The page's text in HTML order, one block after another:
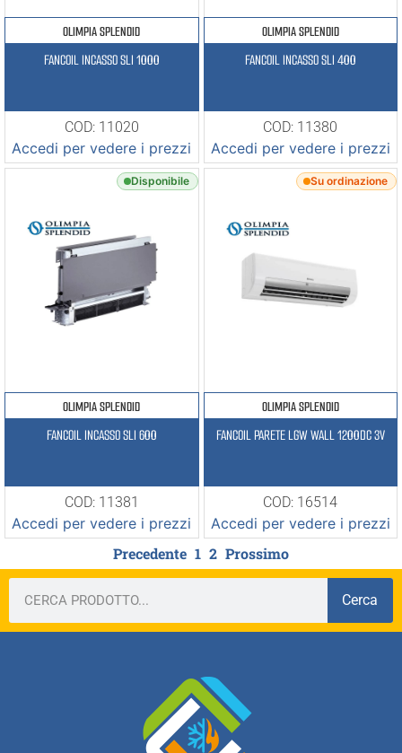
OLIMPIA SPLENDID
FANCOIL INCASSO SLI 1000
COD: 11020
Accedi per vedere i prezzi
OLIMPIA SPLENDID
FANCOIL INCASSO SLI 400
COD: 11380
Accedi per vedere i prezzi
Disponibile
OLIMPIA SPLENDID
FANCOIL INCASSO SLI 600
COD: 11381
Accedi per vedere i prezzi
Su ordinazione
OLIMPIA SPLENDID
FANCOIL PARETE LGW WALL 1200DC 3V
COD: 16514
Accedi per vedere i prezzi
Precedente 1 2 Prossimo
Cerca